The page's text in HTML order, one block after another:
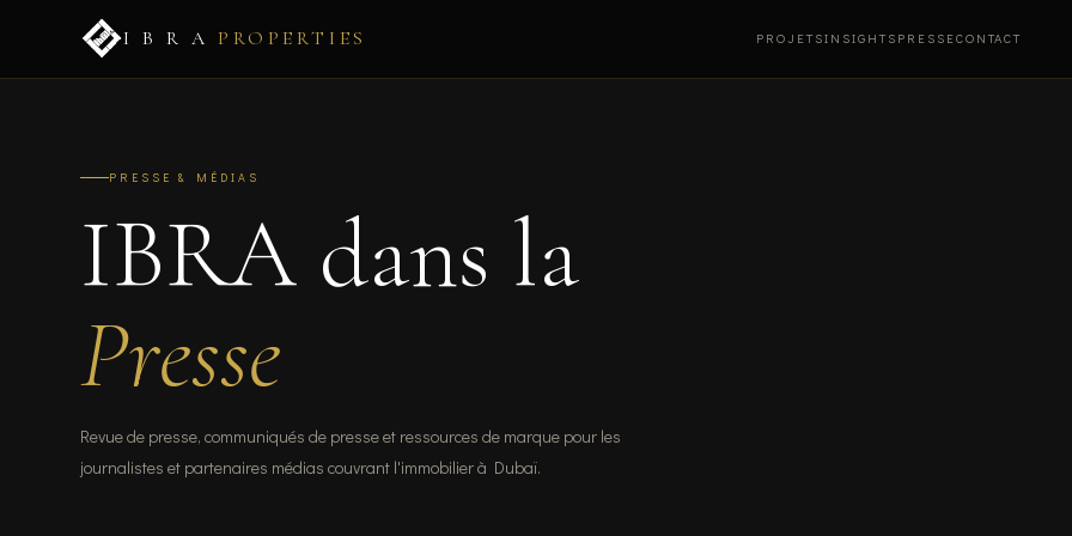
I B R A PROPERTIES PROJETSINSIGHTS PRESSECONTACT
PRESSE & MÉDIAS
IBRA dans la
Presse
Revue de presse, communiqués de presse et ressources de marque pour les
journalistes et partenaires médias couvrant l'immobilier à Dubaï.